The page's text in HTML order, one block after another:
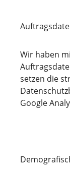
Wir haben
setzen die
Google